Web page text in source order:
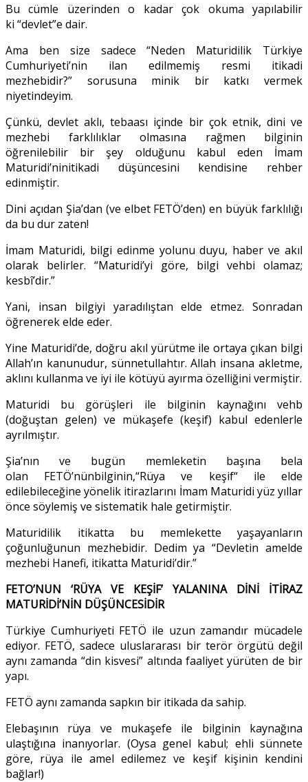
Bu cümle üzerinden o kadar çok okuma yapılabilir
ki “devlet”e dair.
Ama ben size sadece “Neden Maturidilik Türkiye
Cumhuriyeti’nin ilan edilmemiş resmi itikadi
mezhebidir?” sorusuna minik bir katkı vermek
niyetindeyim.
Çünkü, devlet aklı, tebaası içinde bir çok etnik, dini ve
mezhebi farklılıklar olmasına rağmen bilginin
öğrenilebilir bir şey olduğunu kabul eden İmam
Maturidi’ninitikadi düşüncesini kendisine rehber
edinmiştir.
Dini açıdan Şia’dan (ve elbet FETÖ’den) en büyük farklılığı
da bu dur zaten!
İmam Maturidi, bilgi edinme yolunu duyu, haber ve akıl
olarak belirler. “Maturidi’yi göre, bilgi vehbi olamaz;
kesbî’dir.”
Yani, insan bilgiyi yaradılıştan elde etmez. Sonradan
öğrenerek elde eder.
Yine Maturidi’de, doğru akıl yürütme ile ortaya çıkan bilgi
Allah’ın kanunudur, sünnetullahtır. Allah insana akletme,
aklını kullanma ve iyi ile kötüyü ayırma özelliğini vermiştir.
Maturidi bu görüşleri ile bilginin kaynağını vehb
(doğuştan gelen) ve mükaşefe (keşif) kabul edenlerle
ayrılmıştır.
Şia’nın ve bugün memleketin başına bela
olan FETÖ’nünbilginin,“Rüya ve keşif“ ile elde
edilebileceğine yönelik itirazlarını İmam Maturidi yüz yıllar
önce söylemiş ve sistematik hale getirmiştir.
Maturidilik itikatta bu memlekette yaşayanların
çoğunluğunun mezhebidir. Dedim ya “Devletin amelde
mezhebi Hanefi, itikatta Maturidi’dir.”
FETO’NUN ‘RÜYA VE KEŞİF’ YALANINA DİNİ İTİRAZ
MATURİDİ’NİN DÜŞÜNCESİDİR
Türkiye Cumhuriyeti FETÖ ile uzun zamandır mücadele
ediyor. FETÖ, sadece uluslararası bir terör örgütü değil
aynı zamanda “din kisvesi” altında faaliyet yürüten de bir
yapı.
FETÖ aynı zamanda sapkın bir itikada da sahip.
Elebaşının rüya ve mukaşefe ile bilginin kaynağına
ulaştığına inanıyorlar. (Oysa genel kabul; ehli sünnete
göre, rüya ile amel edilemez ve keşif kişinin kendini
bağlar!)